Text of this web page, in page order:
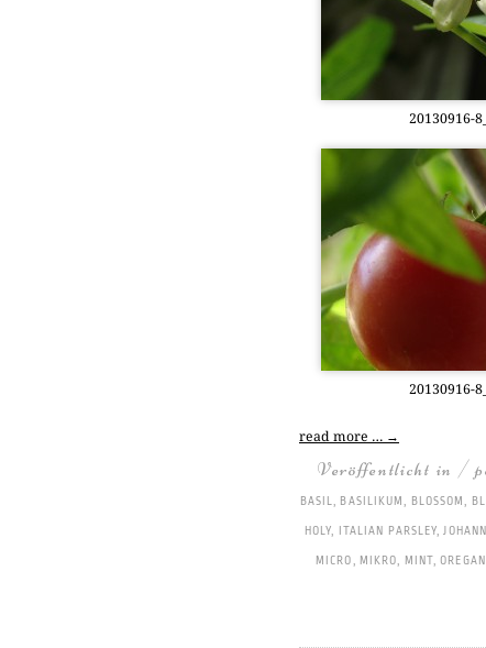
20130916-
20130916-
read more … →
Veröffentlicht in /
BASIL, BASILIKUM, BLOSSOM,
HOLY, ITALIAN PARSLEY,
MICRO, MIKRO, MINT,